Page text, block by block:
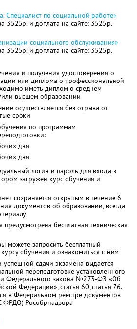
Специалист по социальной работе»
3525р. и доплата на сайте: 3525р.
социального обслуживания»
3525р. и доплата на сайте: 3525р.
и получения удостоверения о
или диплома о профессиональной
иметь диплом о среднем
высшем образовании
осуществляется без отрыва от
сроки
по программам
дня
дня
логин и пароль для входа в
загружен курс обучения и
сохраняется открытым в течение 6
документов об образовании, всегда
предусмотрена бесплатная техническая
можете запросить бесплатный
обучения и ознакомиться с ним
сдачи экзамена выдается
переподготовке установленного
Федерального закона №273-ФЗ «Об
Федерации», статья 60, статья 76.
в Федеральном реестре документов
Рособрнадзора